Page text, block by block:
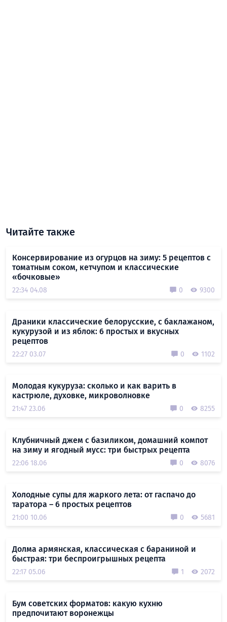
Читайте также
Консервирование из огурцов на зиму: 5 рецептов с
томатным соком, кетчупом и классические
«бочковые»
22:34 04.08 0 9300
Драники классические белорусские, с баклажаном,
кукурузой и из яблок: 6 простых и вкусных
рецептов
22:27 03.07 0 1102
Молодая кукуруза: сколько и как варить в
кастрюле, духовке, микроволновке
21:47 23.06 0 8255
Клубничный джем с базиликом, домашний компот
на зиму и ягодный мусс: три быстрых рецепта
22:06 18.06 0 8076
Холодные супы для жаркого лета: от гаспачо до
таратора – 6 простых рецептов
21:00 10.06 0 5681
Долма армянская, классическая с бараниной и
быстрая: три беспроигрышных рецепта
22:17 05.06 1 2072
Бум советских форматов: какую кухню
предпочитают воронежцы